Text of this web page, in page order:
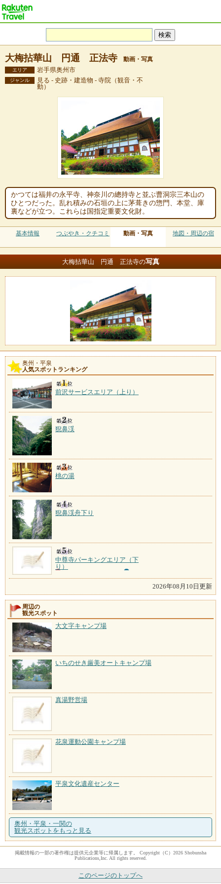
大梅拈華山 円通 正法寺 動画・写真
エリア 岩手県奥州市
ジャンル
見る - 史跡・建造物 - 寺院（観音・不
動）
かつては福井の永平寺、神奈川の總持寺と並ぶ曹洞宗三本山の
ひとつだった。乱れ積みの石垣の上に茅葺きの惣門、本堂、庫
裏などが立つ。これらは国指定重要文化財。
基本情報 つぶやき・クチコミ 動画・写真 地図・周辺の宿
大梅拈華山 円通 正法寺の写真
奥州・平泉
人気スポットランキング
前沢サービスエリア（上り）
猊鼻渓
桃の湯
猊鼻渓舟下り
中尊寺パーキングエリア（下
り）
2026年08月10日更新
周辺の
観光スポット
大文字キャンプ場
いちのせき厳美オートキャンプ場
真湯野営場
花泉運動公園キャンプ場
平泉文化遺産センター
奥州・平泉・一関の
観光スポットをもっと見る
掲載情報の一部の著作権は提供元企業等に帰属します。 Copyright（C）2026 Shobunsha
Publications,Inc. All rights reserved.
このページのトップへ